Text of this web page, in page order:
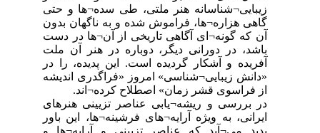
زیبایی¬شناسانه هنر ملتی، طی سده¬ها و حتی
گاهی هزاره¬ها، فراموش شده و به ناگهان ‏بدون
آن که گونه¬ای آگاهی تاریخی از آن¬ها در دست
باشد، در دورانی دیگر، دوباره در هنر آن ملت
آفریده و آشکار گردیده است. این پدیده، را در
«دانش زیبایی¬شناسی» امروز «فراگدری اندیشه
از فراسوی قشر زمان» اصطلاح کرده¬اند.
‏در بررسی و ریشه¬یابی عناصر تزیینی هنرهای
ایرانی، به ویژه آرایه¬های فرشینه¬ها، این باور